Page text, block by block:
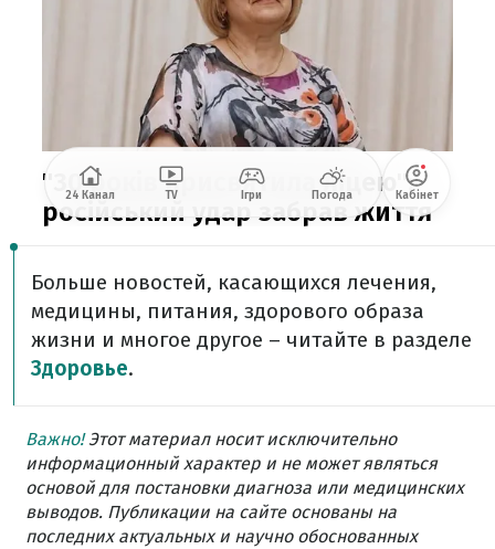
Больше новостей, касающихся лечения,
медицины, питания, здорового образа
жизни и многое другое – читайте в разделе
Здоровье.
Важно!Этот материал носит исключительно
информационный характер и не может являться
основой для постановки диагноза или медицинских
выводов. Публикации на сайте основаны на
последних актуальных и научно обоснованных